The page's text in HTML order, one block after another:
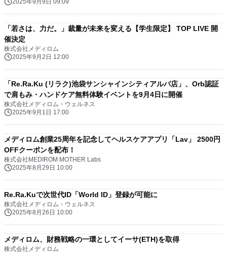
2025年9月9日 09:09
「若さは、力だ。」裁量が未来を変える【学生限定】 TOP LIVE 開
催決定
株式会社メディロム
2025年9月2日 12:00
「Re.Ra.Ku (リラク)池袋サンシャインシティアルパ店」、Orb認証
で肩もみ・ハンドケア無料体験イベントを9月4日に開催
株式会社メディロム・ウェルネス
2025年9月1日 17:00
メディロム創業25周年を記念してヘルスケアアプリ「Lav」 2500円
OFFクーポンを配布！
株式会社MEDIROM MOTHER Labs
2025年8月29日 10:00
Re.Ra.Kuで次世代ID「World ID」登録が可能に
株式会社メディロム・ウェルネス
2025年8月26日 10:00
メディロム、財務戦略の一環としてイーサ(ETH)を取得
株式会社メディロム